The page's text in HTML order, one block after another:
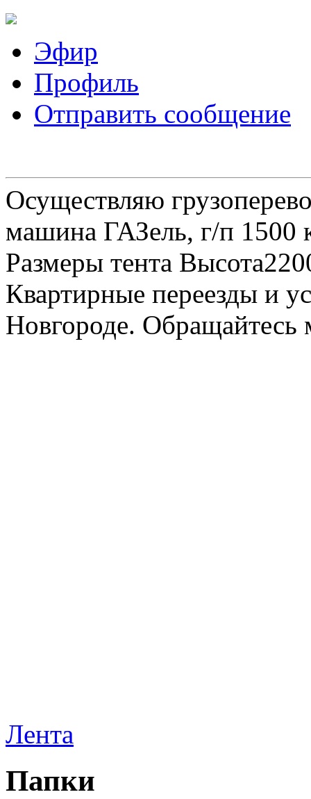
Эфир
Профиль
Отправить сообщение
Осуществляю
машина ГАЗель, г/п 1500
Размеры тента
Квартирные переезды и
Новгороде.
Лента
Папки